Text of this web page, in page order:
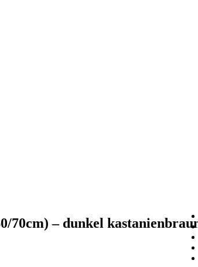
70cm) – dunkel